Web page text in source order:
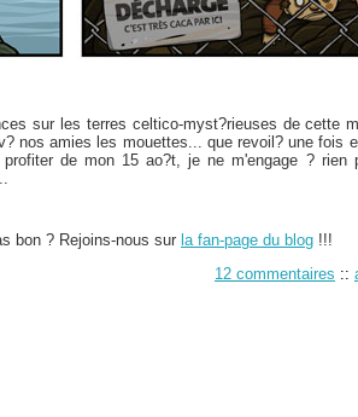
sur les terres celtico-myst?rieuses de cette
nos amies les mouettes... que revoil? une fois
de mon 15 ao?t, je ne m'engage ? rien
bon ? Rejoins-nous sur la fan-page du blog !!!
12 commentaires ::